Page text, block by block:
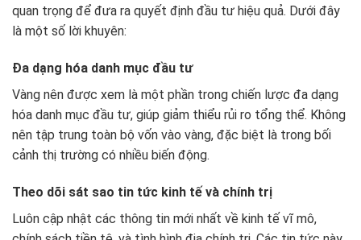
quan trọng để đưa ra quyết định đầu tư hiệu quả. Dưới đây
là một số lời khuyên:
Đa dạng hóa danh mục đầu tư
Vàng nên được xem là một phần trong chiến lược đa dạng
hóa danh mục đầu tư, giúp giảm thiểu rủi ro tổng thể. Không
nên tập trung toàn bộ vốn vào vàng, đặc biệt là trong bối
cảnh thị trường có nhiều biến động.
Theo dõi sát sao tin tức kinh tế và chính trị
Luôn cập nhật các thông tin mới nhất về kinh tế vĩ mô,